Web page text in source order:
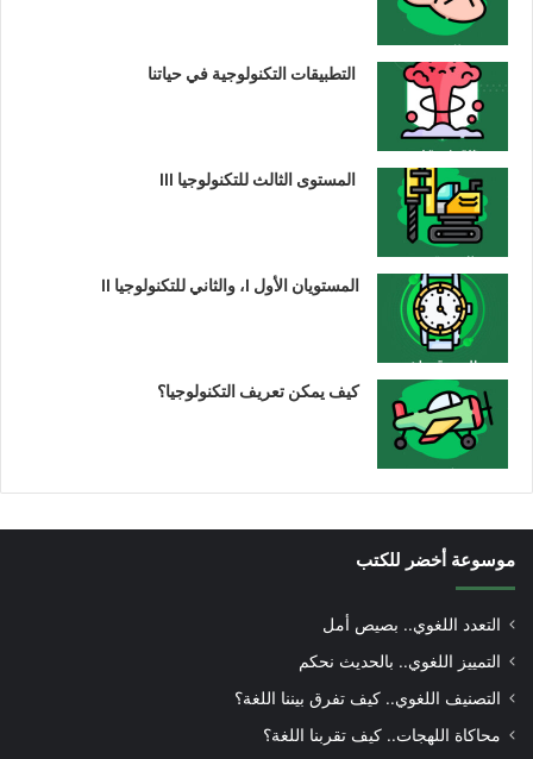
التطبيقات التكنولوجية في حياتنا
المستوى الثالث للتكنولوجيا III
المستويان الأول I، والثاني للتكنولوجيا II
كيف يمكن تعريف التكنولوجيا؟
موسوعة أخضر للكتب
التعدد اللغوي.. بصيص أمل
التمييز اللغوي.. بالحديث نحكم
التصنيف اللغوي.. كيف تفرق بيننا اللغة؟
محاكاة اللهجات.. كيف تقربنا اللغة؟